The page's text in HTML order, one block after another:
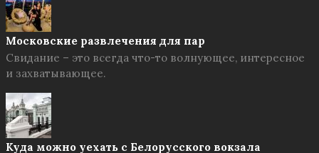
Московские развлечения для пар
Свидание – это всегда что-то волнующее, интересное
и захватывающее.
Куда можно уехать с Белорусского вокзала